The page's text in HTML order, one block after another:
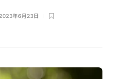
2023年6月23日